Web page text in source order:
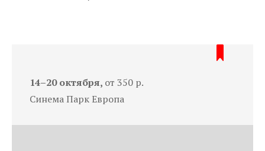
14–20 октября, от 350 р.
Синема Парк Европа